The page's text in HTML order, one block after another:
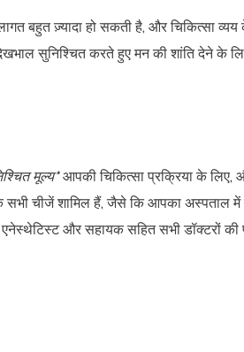
बहुत ज़्यादा हो सकती है, और चिकित्सा
सुनिश्चित करते हुए मन की शांति देने के
मूल्य*आपकी चिकित्सा प्रक्रिया के लिए,
चीजें शामिल हैं, जैसे कि आपका अस्पताल में
और सहायक सहित सभी डॉक्टरों की